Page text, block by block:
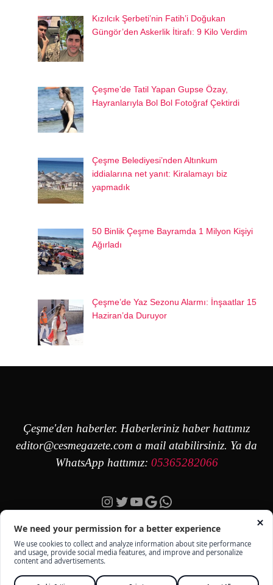
Kızılcık Şerbeti’nin Fatih’i Doğukan
Güngör’den Askerlik İtirafı: 9 Kilo Verdim
Çeşme’de Tatil Yapan Gupse Özay,
Hayranlarıyla Bol Bol Fotoğraf Çektirdi
Çeşme Belediyesi’nden Altınkum
iddialarına net yanıt: Kiralamayı biz
yapmadık
50 Binlik Çeşme Bayramda 1 Milyon Kişiyi
Ağırladı
Çeşme’de Yaz Sezonu Alarmı: İnşaatlar 15
Haziran’da Duruyor
Çeşme'den haberler. Haberleriniz haber hattımız
editor@cesmegazete.com a mail atabilirsiniz. Ya da
WhatsApp hattımız: 05365282066
Instagram
Twitter
YouTube
Google
https://wa.me/